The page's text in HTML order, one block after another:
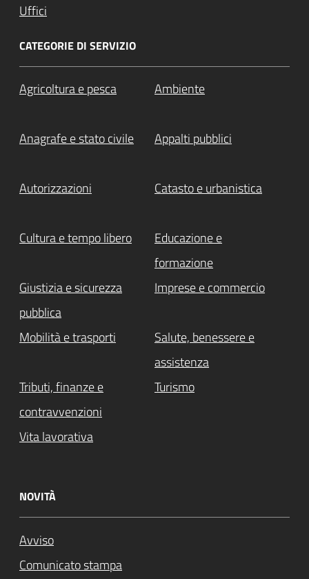
Uffici
CATEGORIE DI SERVIZIO
Agricoltura e pesca Ambiente
Anagrafe e stato civile Appalti pubblici
Autorizzazioni Catasto e urbanistica
Cultura e tempo libero
Educazione e
formazione
Giustizia e sicurezza
pubblica
Imprese e commercio
Mobilità e trasporti
Salute, benessere e
assistenza
Tributi, finanze e
contravvenzioni
Turismo
Vita lavorativa
NOVITÀ
Avviso
Comunicato stampa